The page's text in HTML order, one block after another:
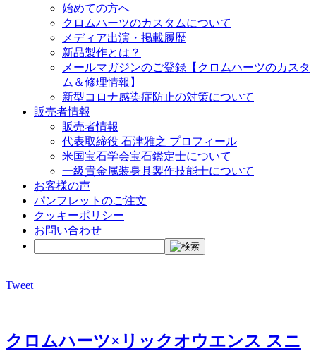
始めての方へ
クロムハーツのカスタムについて
メディア出演・掲載履歴
新品製作とは？
メールマガジンのご登録【クロムハーツのカスタ
ム＆修理情報】
新型コロナ感染症防止の対策について
販売者情報
販売者情報
代表取締役 石津雅之 プロフィール
米国宝石学会宝石鑑定士について
一級貴金属装身具製作技能士について
お客様の声
パンフレットのご注文
クッキーポリシー
お問い合わせ
Tweet
クロムハーツ×リックオウエンス スニ